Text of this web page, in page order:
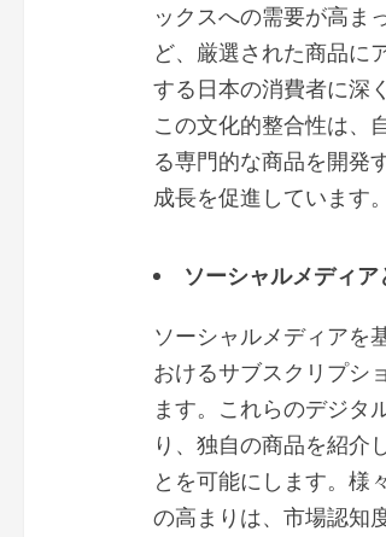
ックスへの需要が高ま
ど、厳選された商品に
する日本の消費者に深
この文化的整合性は、
る専門的な商品を開発
成長を促進しています。
ソーシャルメディ
ソーシャルメディアを
おけるサブスクリプシ
ます。これらのデジタ
り、独自の商品を紹介
とを可能にします。様
の高まりは、市場認知